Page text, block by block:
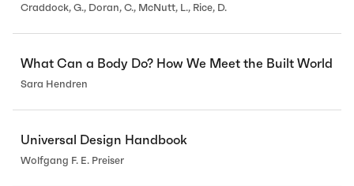
Craddock, G., Doran, C., McNutt, L., Rice, D.
What Can a Body Do? How We Meet the Built World
Sara Hendren
Universal Design Handbook
Wolfgang F. E. Preiser